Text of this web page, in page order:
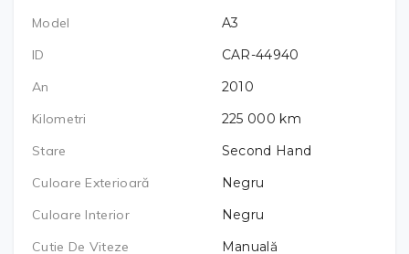
Model
A3
ID
CAR-44940
An
2010
Kilometri
225 000 km
Stare
Second Hand
Culoare Exterioară
Negru
Culoare Interior
Negru
Cutie De Viteze
Manuală